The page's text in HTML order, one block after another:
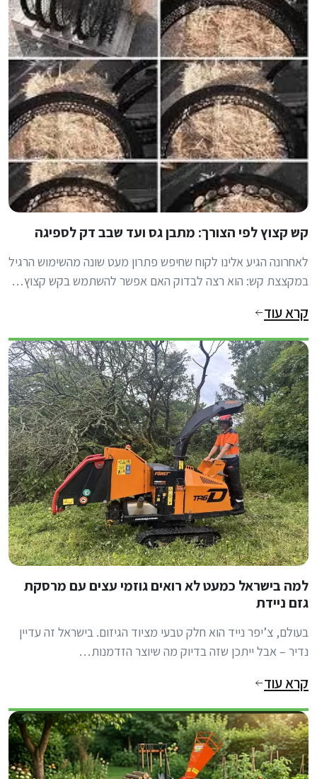
קש קצוץ לפי הצורך: מתבן גס ועד שבב דק לספיגה
לאחרונה הגיע אלינו לקוח שחיפש פתרון מעט שונה מהשימוש הרגיל
במקצצת קש: הוא רצה לבדוק האם אפשר להשתמש בקש קצוץ…
קרא עוד
למה בישראל כמעט לא רואים גוזמי עצים עם מרסקת
גזם ניידת
בעולם, צ’יפר נייד הוא חלק טבעי מציוד הגיזום. בישראל זה עדיין
נדיר – אבל ייתכן שזה בדיוק מה שיוצר הזדמנות…
קרא עוד